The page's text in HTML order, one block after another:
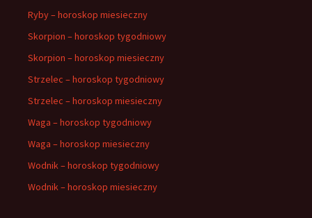
Ryby – horoskop miesieczny
Skorpion – horoskop tygodniowy
Skorpion – horoskop miesieczny
Strzelec – horoskop tygodniowy
Strzelec – horoskop miesieczny
Waga – horoskop tygodniowy
Waga – horoskop miesieczny
Wodnik – horoskop tygodniowy
Wodnik – horoskop miesieczny